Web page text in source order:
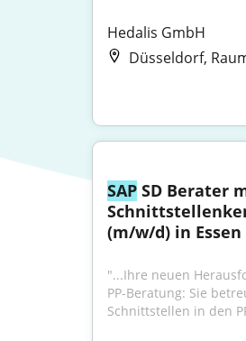
Hedalis GmbH
Düsseldorf,
SAP SD Berater
(m/w/d) in Essen
"...Ihre neuen
PP-Beratung: Sie
Schnittstellen in den